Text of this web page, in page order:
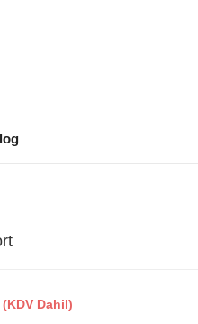
(KDV Dahil)